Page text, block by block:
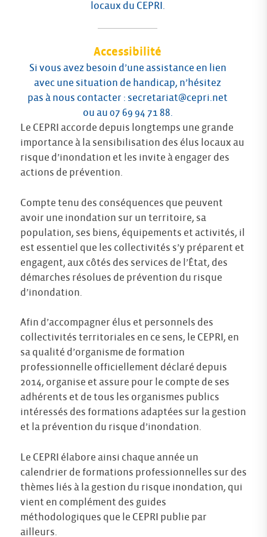
locaux du CEPRI.
Accessibilité
Si vous avez besoin d’une assistance en lien
avec une situation de handicap, n’hésitez
pas à nous contacter : secretariat@cepri.net
ou au 07 69 94 71 88.
Le CEPRI accorde depuis longtemps une grande
importance à la sensibilisation des élus locaux au
risque d’inondation et les invite à engager des
actions de prévention.
Compte tenu des conséquences que peuvent
avoir une inondation sur un territoire, sa
population, ses biens, équipements et activités, il
est essentiel que les collectivités s’y préparent et
engagent, aux côtés des services de l’État, des
démarches résolues de prévention du risque
d’inondation.
Afin d’accompagner élus et personnels des
collectivités territoriales en ce sens, le CEPRI, en
sa qualité d’organisme de formation
professionnelle officiellement déclaré depuis
2014, organise et assure pour le compte de ses
adhérents et de tous les organismes publics
intéressés des formations adaptées sur la gestion
et la prévention du risque d’inondation.
Le CEPRI élabore ainsi chaque année un
calendrier de formations professionnelles sur des
thèmes liés à la gestion du risque inondation, qui
vient en complément des guides
méthodologiques que le CEPRI publie par
ailleurs.